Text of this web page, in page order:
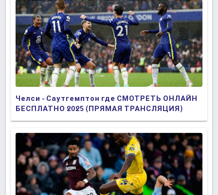
Челси - Саутгемптон где СМОТРЕТЬ ОНЛАЙН
БЕСПЛАТНО 2025 (ПРЯМАЯ ТРАНСЛЯЦИЯ)